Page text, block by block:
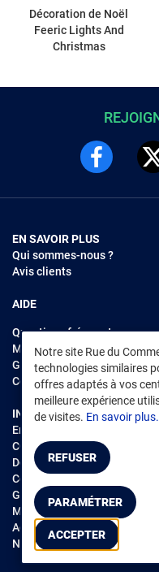
Décoration de Noël
Feeric Lights And
Christmas
EN SAVOIR PLUS
Qui sommes-nous ?
Avis clients
AIDE
Questions fréquentes
Modes de règlements
Garantie et retours
Contacter Rue du Commerce
INFORMATIONS LÉGALES
Environnement
CGV /CGU Marketplace
Données personnelles
Cookies
Gérer mes cookies
Mentions légales
Accessibilité : non conforme
Notice d'accessibilité
Notre site Rue du
technologies similaires
offres adaptés à vos
meilleure expérience
de visites. En savoir plus.
REFUSER
PARAMÉTRER
ACCEPTER